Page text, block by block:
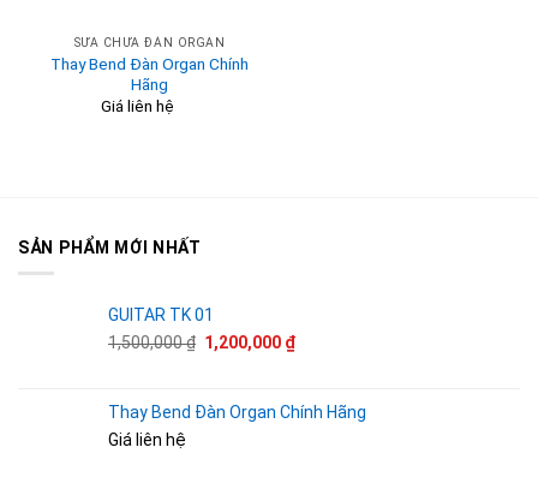
SỬA CHỮA ĐÀN ORGAN
Thay Bend Đàn Organ Chính
Hãng
Giá liên hệ
SẢN PHẨM MỚI NHẤT
GUITAR TK 01
1,500,000₫ Giá
1,500,000 ₫.
1,200,000 ₫Giá
là:
1,200,000 ₫.
Thay Bend Đàn Organ Chính Hãng
Giá liên hệ